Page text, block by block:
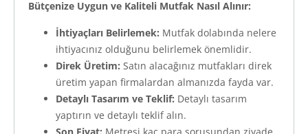
Bütçenize Uygun ve Kaliteli Mutfak Nasıl Alınır:
İhtiyaçları Belirlemek: Mutfak dolabında nelere
ihtiyacınız olduğunu belirlemek önemlidir.
Direk Üretim: Satın alacağınız mutfakları direk
üretim yapan firmalardan almanızda fayda var.
Detaylı Tasarım ve Teklif: Detaylı tasarım
yaptırın ve detaylı teklif alın.